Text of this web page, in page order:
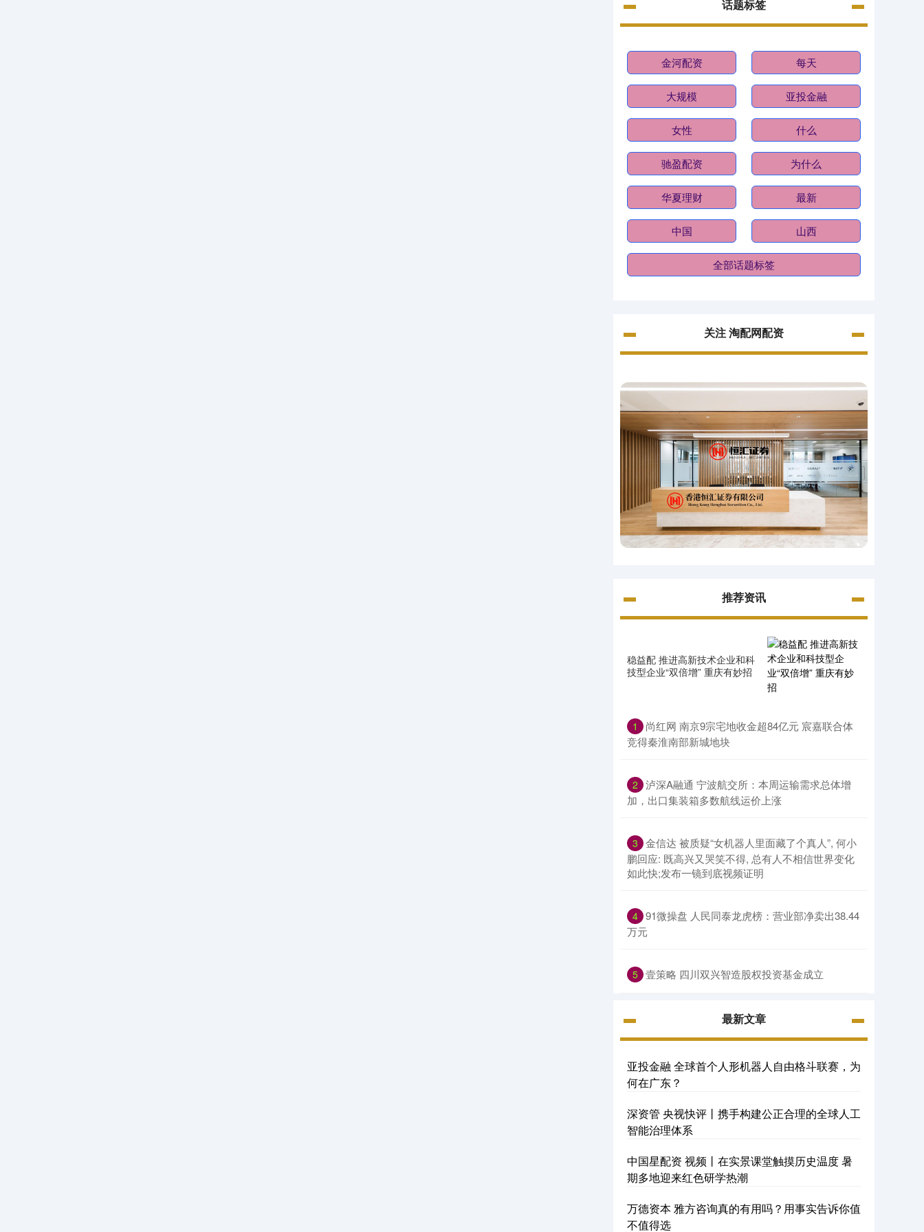
话题标签
金河配资 每天
大规模 亚投金融
女性 什么
驰盈配资 为什么
华夏理财 最新
中国 山西
全部话题标签
关注 淘配网配资
推荐资讯
稳益配 推进高新技术企业和科
技型企业“双倍增” 重庆有妙招
1
尚红网 南京9宗宅地收金超84亿元 宸嘉联合体
竞得秦淮南部新城地块
2 泸深A融通 宁波航交所：本周运输需求总体增
加，出口集装箱多数航线运价上涨
3 金信达 被质疑“女机器人里面藏了个真人”, 何小
鹏回应: 既高兴又哭笑不得, 总有人不相信世界变化
如此快;发布一镜到底视频证明
4 91微操盘 人民同泰龙虎榜：营业部净卖出38.44
万元
5 壹策略 四川双兴智造股权投资基金成立
最新文章
亚投金融 全球首个人形机器人自由格斗联赛，为
何在广东？
深资管 央视快评丨携手构建公正合理的全球人工
智能治理体系
中国星配资 视频丨在实景课堂触摸历史温度 暑
期多地迎来红色研学热潮
万德资本 雅方咨询真的有用吗？用事实告诉你值
不值得选